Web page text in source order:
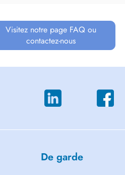
Visitez notre page FAQ ou
contactez-nous
De garde